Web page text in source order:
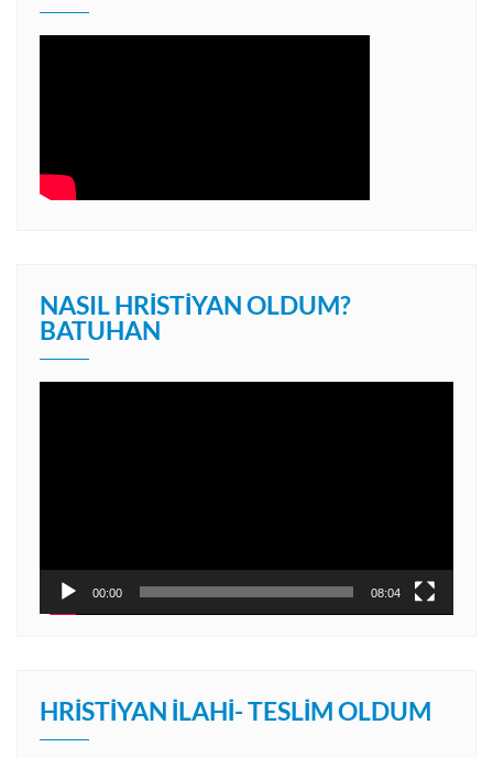
NASIL HRISTIYAN OLDUM?
BATUHAN
00:00 08:04
HRISTIYAN İLAHI- TESLIM OLDUM